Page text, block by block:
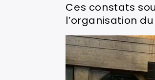
Ces constats
l’organisation